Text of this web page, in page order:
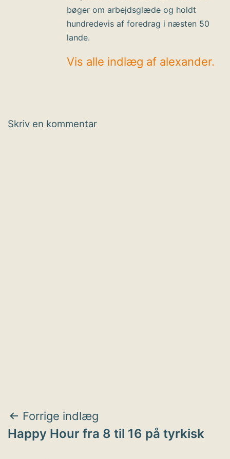
bøger om arbejdsglæde og holdt
hundredevis af foredrag i næsten 50
lande.
Vis alle indlæg af alexander.
Skriv en kommentar
Indlægsnavigation
Forrige indlæg
Happy Hour fra 8 til 16 på tyrkisk